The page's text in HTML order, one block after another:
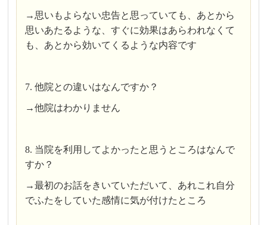
→思いもよらない忠告と思っていても、あとから
思いあたるような、すぐに効果はあらわれなくて
も、あとから効いてくるような内容です
7. 他院との違いはなんですか？
→他院はわかりません
8. 当院を利用してよかったと思うところはなんで
すか？
→最初のお話をきいていただいて、あれこれ自分
でふたをしていた感情に気が付けたところ